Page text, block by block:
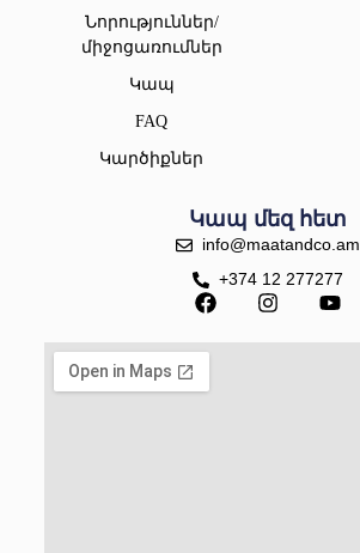
Նորություններ/
միջոցառումներ
Կապ
FAQ
Կարծիքներ
Կապ մեզ հետ
info@maatandco.am
+374 12 277277